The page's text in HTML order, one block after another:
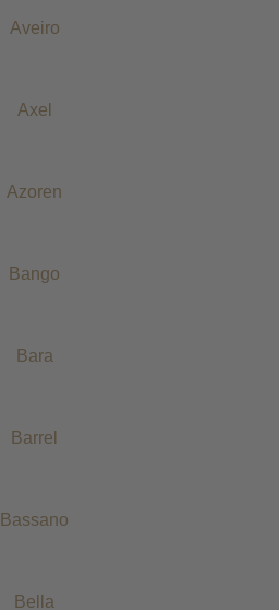
Aveiro
Axel
Azoren
Bango
Bara
Barrel
Bassano
Bella